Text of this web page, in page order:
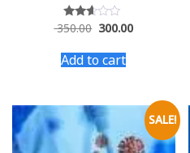
Rated
of 5
350.00 300.00
Add to cart
SALE!